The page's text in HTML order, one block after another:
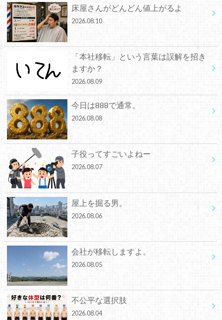
床屋さんがどんどん値上がるよ
2026.08.10
「本社移転」という言葉は誤解を招き
ますか？
2026.08.09
今日は888で通常。
2026.08.08
子役ってすごいよねー
2026.08.07
屋上を掘る男。
2026.08.06
会社が移転しますよ。
2026.08.05
不公平な選択肢
2026.08.04